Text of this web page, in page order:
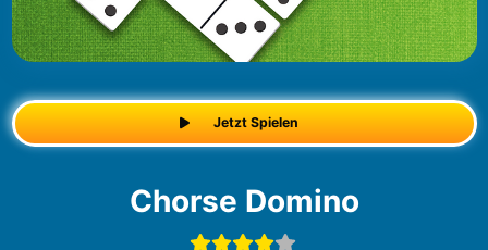
Jetzt Spielen
Chorse Domino